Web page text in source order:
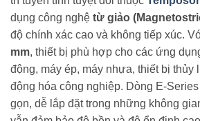
dụng công nghệ từ giảo
độ chính xác cao và không tiếp xúc.
mm, thiết bị phù hợp cho các ứng
động, máy ép, máy nhựa, thiết bị thủy
động hóa công nghiệp. Dòng E-
gọn, dễ lắp đặt trong những không